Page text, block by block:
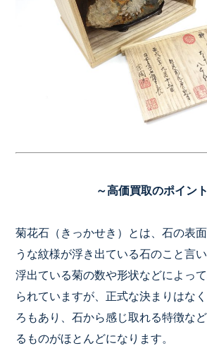
～高価買取のポイン
菊花石（きっかせき）とは、石の表
うな紋様が浮き出ている石のこと言い
浮出ている菊の数や形状などによっ
られていますが、正式な決まりはな
ろもあり、石から感じ取れる特徴な
るものがほとんどになります。